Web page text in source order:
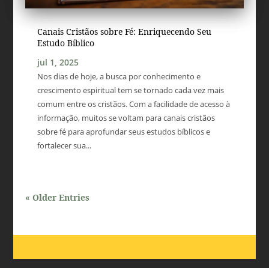
Canais Cristãos sobre Fé: Enriquecendo Seu
Estudo Bíblico
jul 1, 2025
Nos dias de hoje, a busca por conhecimento e
crescimento espiritual tem se tornado cada vez mais
comum entre os cristãos. Com a facilidade de acesso à
informação, muitos se voltam para canais cristãos
sobre fé para aprofundar seus estudos bíblicos e
fortalecer sua...
« Older Entries